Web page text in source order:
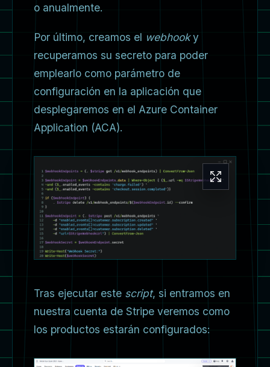
o anualmente.
Por último, creamos el webhooky
recuperamos su secreto para poder
emplearlo como parámetro de
configuración en la aplicación que
desplegaremos en el Azure Container
Application (ACA).
Tras ejecutar este script, si entramos en
nuestra cuenta de Stripe veremos como
los productos estarán configurados: